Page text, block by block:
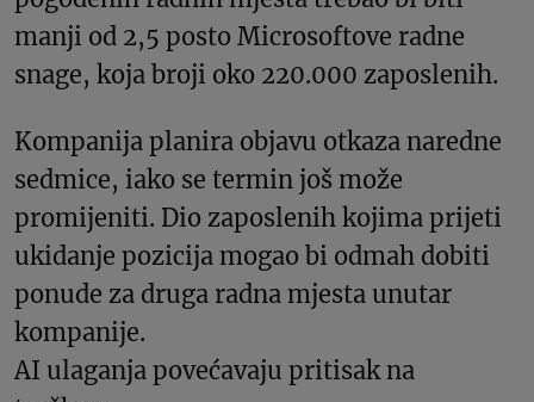
manji od 2,5 posto Microsoftove radne
snage, koja broji oko 220.000 zaposlenih.
Kompanija planira objavu otkaza naredne
sedmice, iako se termin još može
promijeniti. Dio zaposlenih kojima prijeti
ukidanje pozicija mogao bi odmah dobiti
ponude za druga radna mjesta unutar
kompanije.
AI ulaganja povećavaju pritisak na